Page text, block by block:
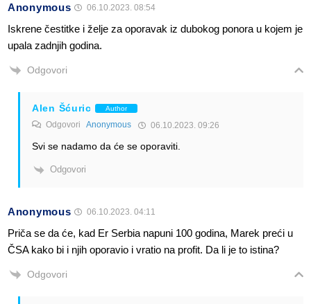
Anonymous 06.10.2023. 08:54
Iskrene čestitke i želje za oporavak iz dubokog ponora u kojem je
upala zadnjih godina.
Odgovori
Alen Šćuric Author
Odgovori Anonymous 06.10.2023. 09:26
Svi se nadamo da će se oporaviti.
Odgovori
Anonymous 06.10.2023. 04:11
Priča se da će, kad Er Serbia napuni 100 godina, Marek preći u
ČSA kako bi i njih oporavio i vratio na profit. Da li je to istina?
Odgovori